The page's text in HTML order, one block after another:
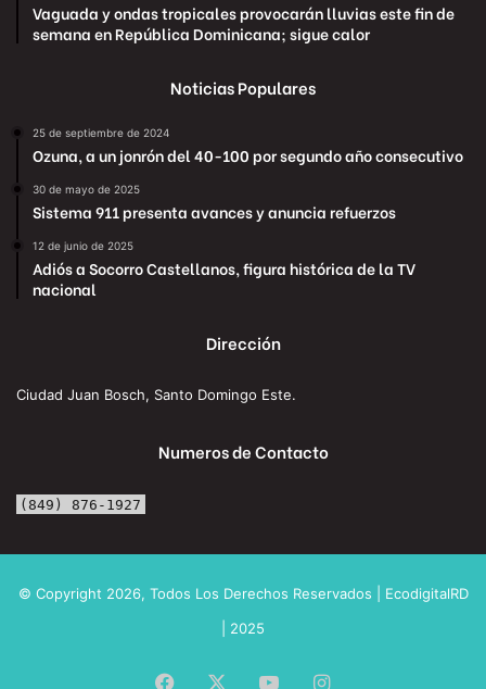
Vaguada y ondas tropicales provocarán lluvias este fin de
semana en República Dominicana; sigue calor
Noticias Populares
25 de septiembre de 2024
Ozuna, a un jonrón del 40-100 por segundo año consecutivo
30 de mayo de 2025
Sistema 911 presenta avances y anuncia refuerzos
12 de junio de 2025
Adiós a Socorro Castellanos, figura histórica de la TV
nacional
Dirección
Ciudad Juan Bosch, Santo Domingo Este.
Numeros de Contacto
(849) 876-1927
© Copyright 2026, Todos Los Derechos Reservados | EcodigitalRD
| 2025
Facebook YouTubeInstagram